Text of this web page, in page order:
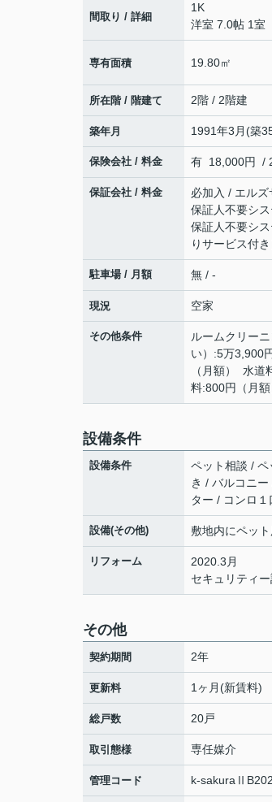
間取り / 詳細
1K
洋室 7.0帖 1室
専有面積 19.80㎡
所在階 / 階建て 2階 / 2階建
築年月 1991年3月(築
保険会社 / 料金 有 18,000円 /
保証会社 / 料金
必加入 / エルズ
保証人不要シ
保証人不要シ
りサービス付
駐車場 / 月額 無 / -
現況 空家
その他条件
ルームクリー
い）:5万3,900
（月額） 水
料:800円（月額
設備条件
設備条件
ペット相談 /
き / バルコニ
ター / コンロ
設備(その他) 敷地内にペッ
リフォーム
2020.3月
セキュリティ
その他
契約期間 2年
更新料 1ヶ月(新賃料)
総戸数 20戸
取引態様 専任媒介
管理コード k-sakuraⅡB202